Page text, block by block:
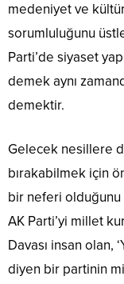
medeniyet ve
sorumluluğunu
Parti’de siyaset
demek aynı
demektir.
Gelecek nesillere
bırakabilmek için
bir neferi
AK Parti’yi millet
Davası insan olan,
diyen bir partinin